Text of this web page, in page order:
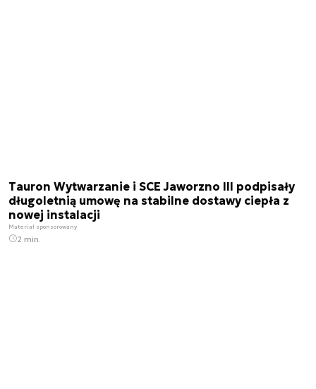
Tauron Wytwarzanie i SCE Jaworzno III podpisały
długoletnią umowę na stabilne dostawy ciepła z
nowej instalacji
Materiał sponsorowany
2 min.